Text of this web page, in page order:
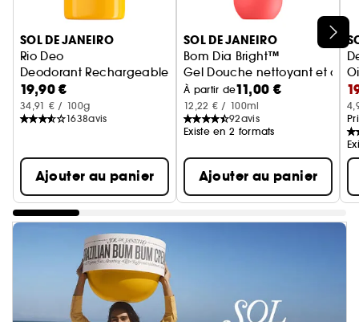
Ignorer le carrousel produits
SOL DE JANEIRO
Rio Deo
Deodorant Rechargeable Prune et Vanille
19,90 €
34,91 € / 100g
1638avis
Ajouter au panier
SOL DE JANEIRO
Bom Dia Bright™
Gel Douche nettoyant et
À partir de11,00 €
12,22 € / 100ml
92avis
Existe en 2 formats
Ajouter au panier